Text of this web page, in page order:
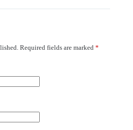
Required fields are marked *